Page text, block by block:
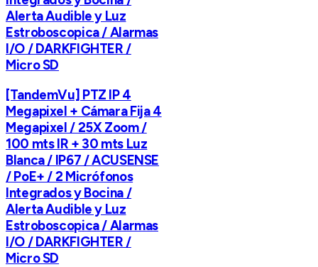
Alerta Audible y Luz
Estroboscopica / Alarmas
I/O / DARKFIGHTER /
Micro SD
[TandemVu] PTZ IP 4
Megapixel + Cámara Fija 4
Megapixel / 25X Zoom /
100 mts IR + 30 mts Luz
Blanca / IP67 / ACUSENSE
/ PoE+ / 2 Micrófonos
Integrados y Bocina /
Alerta Audible y Luz
Estroboscopica / Alarmas
I/O / DARKFIGHTER /
Micro SD